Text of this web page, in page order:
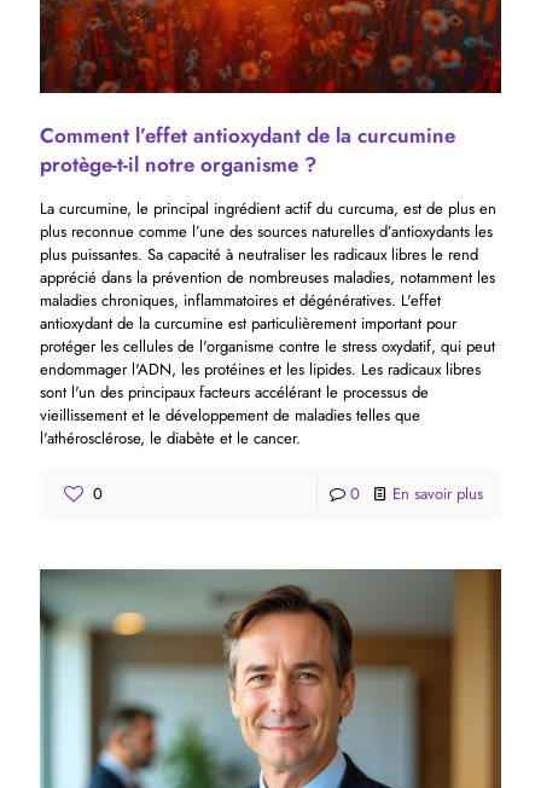
Comment l’effet antioxydant de la curcumine
protège-t-il notre organisme ?
La curcumine, le principal ingrédient actif du curcuma, est de plus en
plus reconnue comme l’une des sources naturelles d’antioxydants les
plus puissantes. Sa capacité à neutraliser les radicaux libres le rend
apprécié dans la prévention de nombreuses maladies, notamment les
maladies chroniques, inflammatoires et dégénératives. L'effet
antioxydant de la curcumine est particulièrement important pour
protéger les cellules de l'organisme contre le stress oxydatif, qui peut
endommager l'ADN, les protéines et les lipides. Les radicaux libres
sont l'un des principaux facteurs accélérant le processus de
vieillissement et le développement de maladies telles que
l'athérosclérose, le diabète et le cancer.
0 0 En savoir plus